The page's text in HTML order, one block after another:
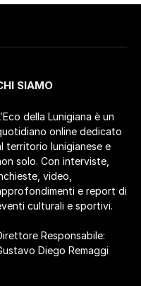
SIAMO
della Lunigiana è un
online dedicato
territorio lunigianese e
solo. Con interviste,
video,
e report di
culturali e sportivi.
Responsabile:
Diego Remaggi